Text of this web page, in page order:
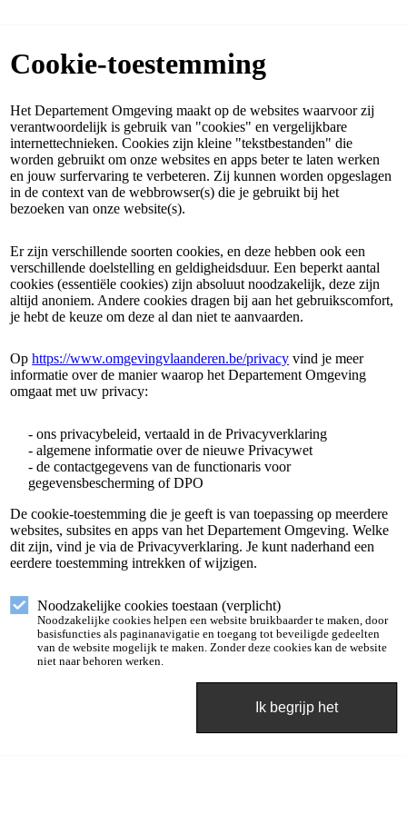
Cookie-toestemming
Het Departement Omgeving maakt op de websites waarvoor zij
verantwoordelijk is gebruik van "cookies" en vergelijkbare
internettechnieken. Cookies zijn kleine "tekstbestanden" die
worden gebruikt om onze websites en apps beter te laten werken
en jouw surfervaring te verbeteren. Zij kunnen worden opgeslagen
in de context van de webbrowser(s) die je gebruikt bij het
bezoeken van onze website(s).
Er zijn verschillende soorten cookies, en deze hebben ook een
verschillende doelstelling en geldigheidsduur. Een beperkt aantal
cookies (essentiële cookies) zijn absoluut noodzakelijk, deze zijn
altijd anoniem. Andere cookies dragen bij aan het gebruikscomfort,
je hebt de keuze om deze al dan niet te aanvaarden.
Ophttps://www.omgevingvlaanderen.be/privacy vind je meer
informatie over de manier waarop het Departement Omgeving
omgaat met uw privacy:
- ons privacybeleid, vertaald in de Privacyverklaring
- algemene informatie over de nieuwe Privacywet
- de contactgegevens van de functionaris voor
gegevensbescherming of DPO
De cookie-toestemming die je geeft is van toepassing op meerdere
websites, subsites en apps van het Departement Omgeving. Welke
dit zijn, vind je via de Privacyverklaring. Je kunt naderhand een
eerdere toestemming intrekken of wijzigen.
Noodzakelijke cookies toestaan (verplicht)
Noodzakelijke cookies helpen een website bruikbaarder te maken, door
basisfuncties als paginanavigatie en toegang tot beveiligde gedeelten
van de website mogelijk te maken. Zonder deze cookies kan de website
niet naar behoren werken.
Ik begrijp het